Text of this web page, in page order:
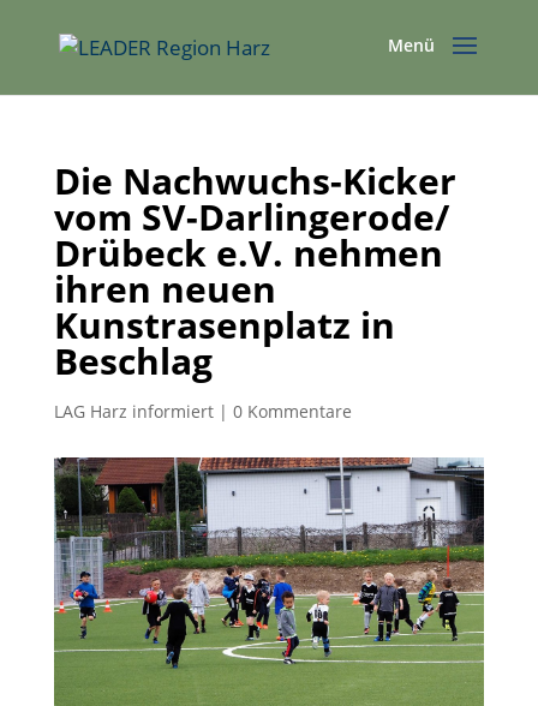
Die Nachwuchs-Kicker
vom SV-Darlingerode/
Drübeck e.V. nehmen
ihren neuen
Kunstrasenplatz in
Beschlag
LAG Harz informiert| 0 Kommentare